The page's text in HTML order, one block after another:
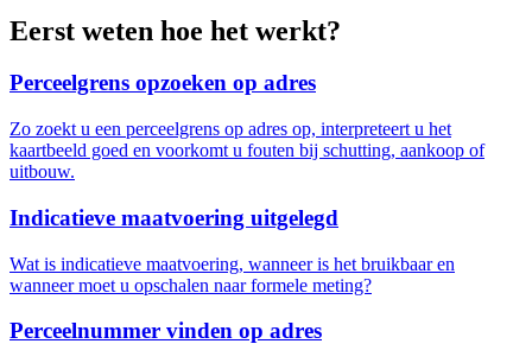
Eerst weten hoe het werkt?
Perceelgrens opzoeken op adres
Zo zoekt u een perceelgrens op adres op, interpreteert u het
kaartbeeld goed en voorkomt u fouten bij schutting, aankoop of
uitbouw.
Indicatieve maatvoering uitgelegd
Wat is indicatieve maatvoering, wanneer is het bruikbaar en
wanneer moet u opschalen naar formele meting?
Perceelnummer vinden op adres